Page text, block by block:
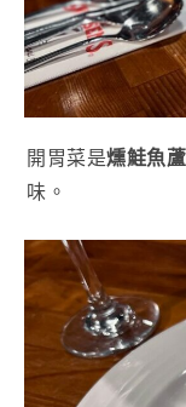
開胃菜是燻鮭魚
味。